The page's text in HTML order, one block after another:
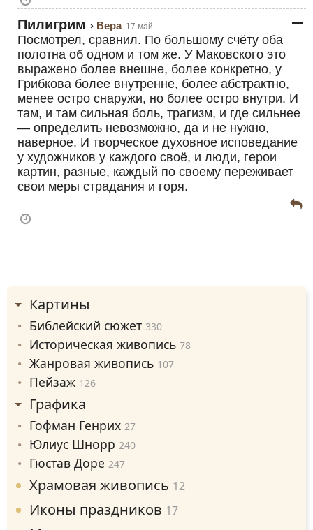
Пилигрим Вера 17 май.
Посмотрел, сравнил. По большому счёту оба
полотна об одном и том же. У Маковского это
выражено более внешне, более конкретно, у
Грибкова более внутренне, более абстрактно,
менее остро снаружи, но более остро внутри. И
там, и там сильная боль, трагизм, и где сильнее
— определить невозможно, да и не нужно,
наверное. И творческое духовное исповедание
у художников у каждого своё, и люди, герои
картин, разные, каждый по своему переживает
свои меры страдания и горя.
Картины
Библейский сюжет 330
Историческая живопись 78
Жанровая живопись 107
Пейзаж 126
Графика
Гофман Генрих 27
Юлиус Шнорр 240
Гюстав Доре 247
Храмовая живопись 12
Иконы праздников 17